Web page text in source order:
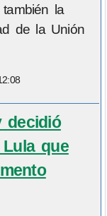
la
de la Unión
decidió
que